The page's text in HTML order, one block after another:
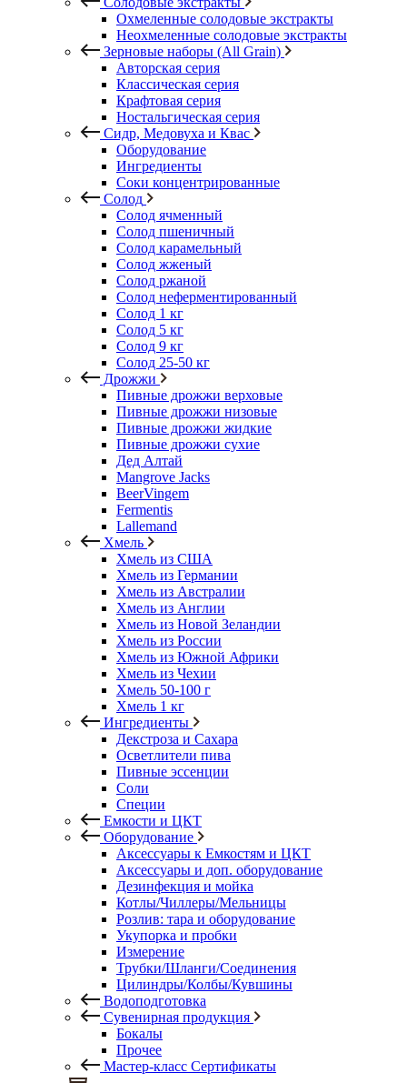
Охмеленные солодовые экстракты
Неохмеленные солодовые экстракты
Зерновые наборы (All Grain)
Авторская серия
Классическая серия
Крафтовая серия
Ностальгическая серия
Сидр, Медовуха и Квас
Оборудование
Ингредиенты
Соки концентрированные
Солод
Солод ячменный
Солод пшеничный
Солод карамельный
Солод жженый
Солод ржаной
Солод неферментированный
Солод 1 кг
Солод 5 кг
Солод 9 кг
Солод 25-50 кг
Дрожжи
Пивные дрожжи верховые
Пивные дрожжи низовые
Пивные дрожжи жидкие
Пивные дрожжи сухие
Дед Алтай
Mangrove Jacks
BeerVingem
Fermentis
Lallemand
Хмель
Хмель из США
Хмель из Германии
Хмель из Австралии
Хмель из Англии
Хмель из Новой Зеландии
Хмель из России
Хмель из Южной Африки
Хмель из Чехии
Хмель 50-100 г
Хмель 1 кг
Ингредиенты
Декстроза и Сахара
Осветлители пива
Пивные эссенции
Соли
Специи
Емкости и ЦКТ
Оборудование
Аксессуары к Емкостям и ЦКТ
Аксессуары и доп. оборудование
Дезинфекция и мойка
Котлы/Чиллеры/Мельницы
Розлив: тара и оборудование
Укупорка и пробки
Измерение
Трубки/Шланги/Соединения
Цилиндры/Колбы/Кувшины
Водоподготовка
Сувенирная продукция
Бокалы
Прочее
Мастер-класс Сертификаты